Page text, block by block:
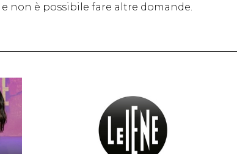
e non è possibile fare altre domande.